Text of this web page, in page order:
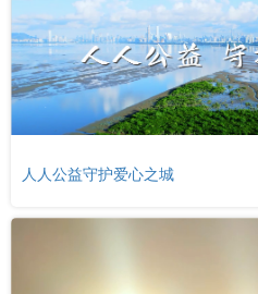
人人公益守护爱心之城